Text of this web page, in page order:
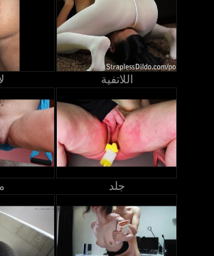
اللاتفية
جلد